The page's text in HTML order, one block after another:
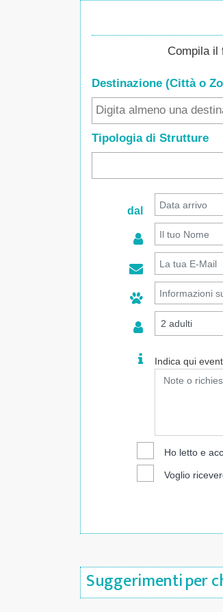
Compila il
Destinazione (Città o
Tipologia di Strutture
dal
Indica qui
Ho letto e
Voglio
Suggerimenti per